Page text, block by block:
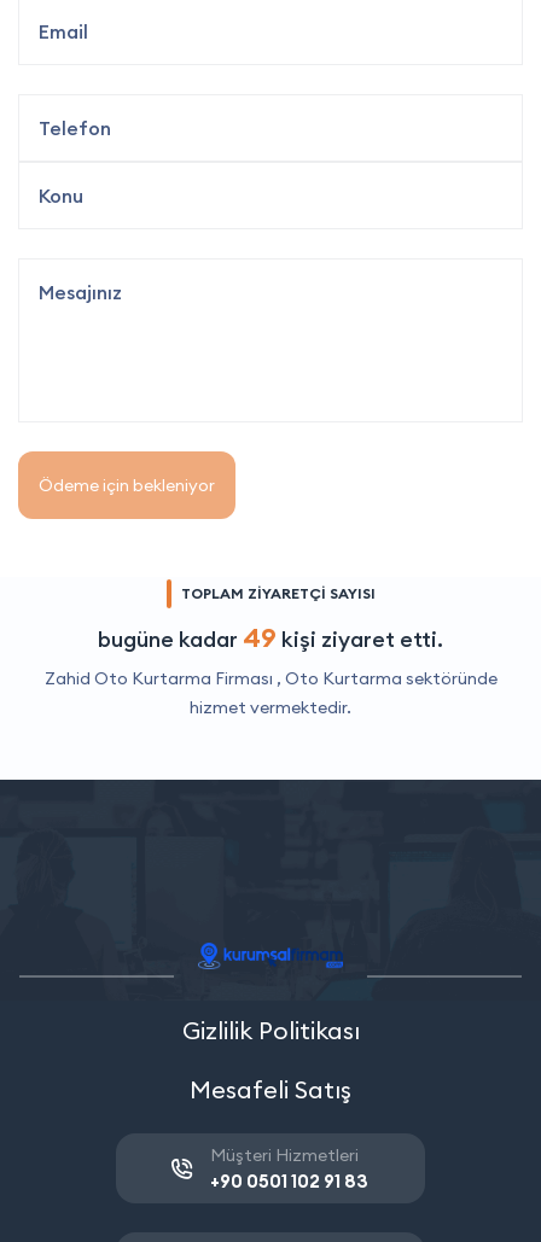
Ödeme için bekleniyor
TOPLAM ZİYARETÇİ SAYISI
bugüne kadar 49 kişi ziyaret etti.
Zahid Oto Kurtarma Firması , Oto Kurtarma sektöründe
hizmet vermektedir.
Gizlilik Politikası
Mesafeli Satış
Müşteri Hizmetleri
+90 0501 102 91 83